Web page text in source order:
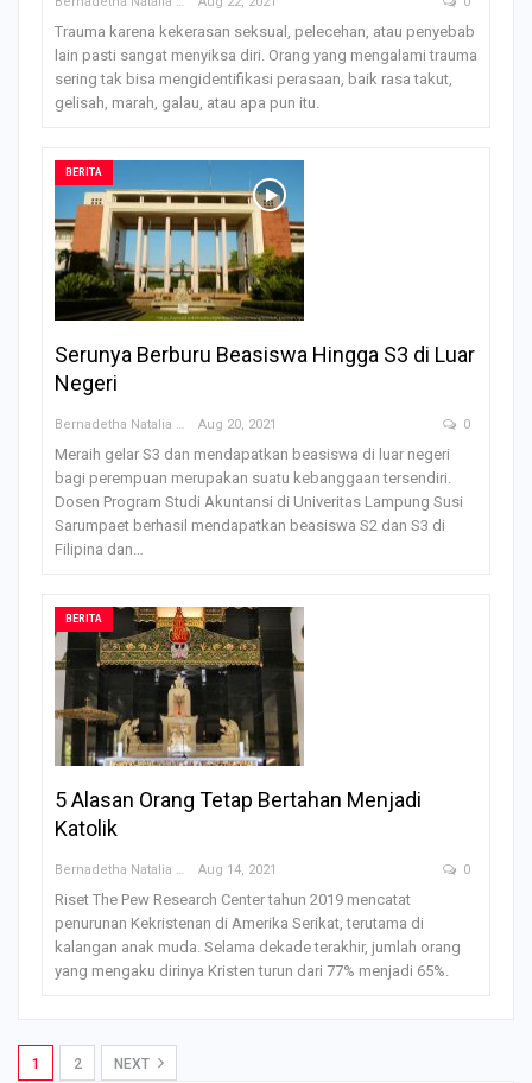
Trauma karena kekerasan seksual, pelecehan, atau penyebab
lain pasti sangat menyiksa diri. Orang yang mengalami trauma
sering tak bisa mengidentifikasi perasaan, baik rasa takut,
gelisah, marah, galau, atau apa pun itu.
BERITA
Serunya Berburu Beasiswa Hingga S3 di Luar
Negeri
Aug 20, 2021 0
Meraih gelar S3 dan mendapatkan beasiswa di luar negeri
bagi perempuan merupakan suatu kebanggaan tersendiri.
Dosen Program Studi Akuntansi di Univeritas Lampung Susi
Sarumpaet berhasil mendapatkan beasiswa S2 dan S3 di
Filipina dan…
BERITA
5 Alasan Orang Tetap Bertahan Menjadi
Katolik
Bernadetha Natalia Saklil Aug 14, 2021 0
Riset The Pew Research Center tahun 2019 mencatat
penurunan Kekristenan di Amerika Serikat, terutama di
kalangan anak muda. Selama dekade terakhir, jumlah orang
yang mengaku dirinya Kristen turun dari 77% menjadi 65%.
1 2 NEXT